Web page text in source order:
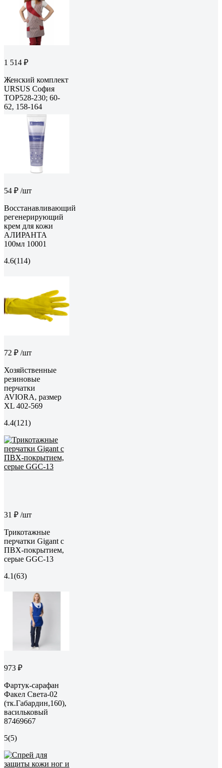
1 514 ₽
Женский комплект
URSUS София
ТОР528-230; 60-
62, 158-164
54 ₽ /шт
Восстанавливающий
регенерирующий
крем для кожи
АЛИРАНТА
100мл 10001
4.6(114)
72 ₽ /шт
Хозяйственные
резиновые
перчатки
AVIORA, размер
XL 402-569
4.4(121)
31 ₽ /шт
Трикотажные
перчатки Gigant с
ПВХ-покрытием,
серые GGC-13
4.1(63)
973 ₽
Фартук-сарафан
Факел Света-02
(тк.Габардин,160),
васильковый
87469667
5(5)